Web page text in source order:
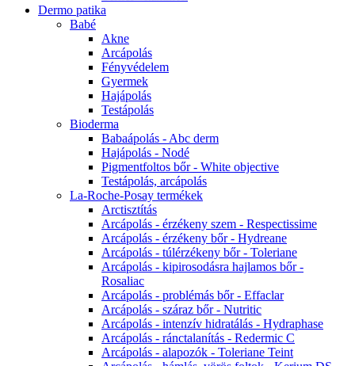
Dermo patika
Babé
Akne
Arcápolás
Fényvédelem
Gyermek
Hajápolás
Testápolás
Bioderma
Babaápolás - Abc derm
Hajápolás - Nodé
Pigmentfoltos bőr - White objective
Testápolás, arcápolás
La-Roche-Posay termékek
Arctisztítás
Arcápolás - érzékeny szem - Respectissime
Arcápolás - érzékeny bőr - Hydreane
Arcápolás - túlérzékeny bőr - Toleriane
Arcápolás - kipirosodásra hajlamos bőr -
Rosaliac
Arcápolás - problémás bőr - Effaclar
Arcápolás - száraz bőr - Nutritic
Arcápolás - intenzív hidratálás - Hydraphase
Arcápolás - ránctalanítás - Redermic C
Arcápolás - alapozók - Toleriane Teint